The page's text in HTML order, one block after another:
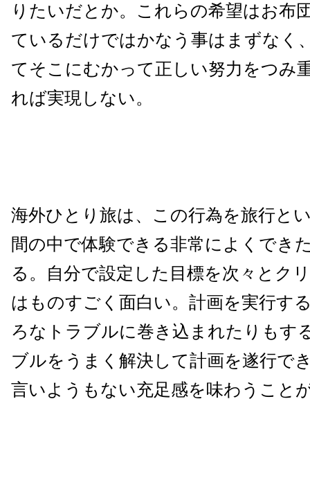
りたいだとか。これらの希望はお布
ているだけではかなう事はまずなく
てそこにむかって正しい努力をつみ
れば実現しない。
海外ひとり旅は、この行為を旅行と
間の中で体験できる非常によくでき
る。自分で設定した目標を次々とク
はものすごく面白い。計画を実行す
ろなトラブルに巻き込まれたりもす
ブルをうまく解決して計画を遂行で
言いようもない充足感を味わうこと